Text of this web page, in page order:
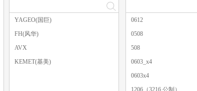
YAGEO(国巨)
FH(风华)
AVX
KEMET(基美)
0612
0508
508
0603_x4
0603x4
1206（3216 公制）